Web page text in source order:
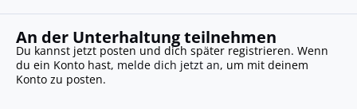
An der Unterhaltung teilnehmen
Du kannst jetzt posten und dich später registrieren. Wenn
du ein Konto hast, melde dich jetzt an, um mit deinem
Konto zu posten.